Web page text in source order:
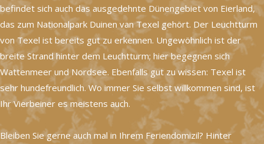
befindet sich auch das ausgedehnte Dünengebiet von Eierland,
das zum Nationalpark Duinen van Texel gehört. Der Leuchtturm
von Texel ist bereits gut zu erkennen. Ungewöhnlich ist der
breite Strand hinter dem Leuchtturm; hier begegnen sich
Wattenmeer und Nordsee. Ebenfalls gut zu wissen: Texel ist
sehr hundefreundlich. Wo immer Sie selbst willkommen sind, ist
Ihr Vierbeiner es meistens auch.
Bleiben Sie gerne auch mal in Ihrem Feriendomizil? Hinter